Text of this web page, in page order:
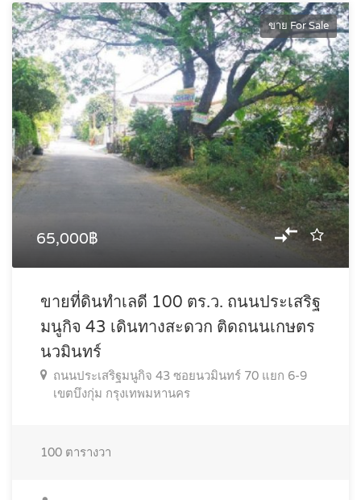
ขาย For Sale
65,000฿
ขายที่ดินทำเลดี 100 ตร.ว. ถนนประเสริฐ
มนูกิจ 43 เดินทางสะดวก ติดถนนเกษตร
นวมินทร์
ถนนประเสริฐมนูกิจ 43 ซอยนวมินทร์ 70 แยก 6-9
เขตบึงกุ่ม กรุงเทพมหานคร
100 ตารางวา